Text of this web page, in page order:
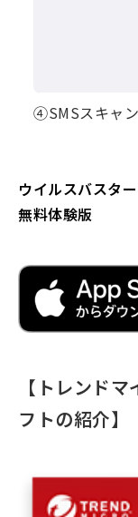
④SMSスキャン
ウイルスバスタ
無料体験版
【トレンド
フトの紹介】